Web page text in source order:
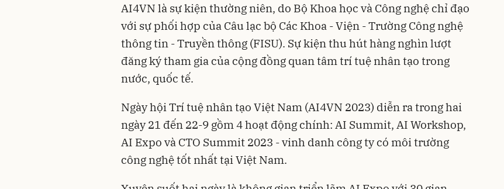
AI4VN là sự kiện thường niên, do Bộ Khoa học và Công nghệ chỉ đạo
với sự phối hợp của Câu lạc bộ Các Khoa - Viện - Trường Công nghệ
thông tin - Truyền thông (FISU). Sự kiện thu hút hàng nghìn lượt
đăng ký tham gia của cộng đồng quan tâm trí tuệ nhân tạo trong
nước, quốc tế.
Ngày hội Trí tuệ nhân tạo Việt Nam (AI4VN 2023) diễn ra trong hai
ngày 21 đến 22-9 gồm 4 hoạt động chính: AI Summit, AI Workshop,
AI Expo và CTO Summit 2023 - vinh danh công ty có môi trường
công nghệ tốt nhất tại Việt Nam.